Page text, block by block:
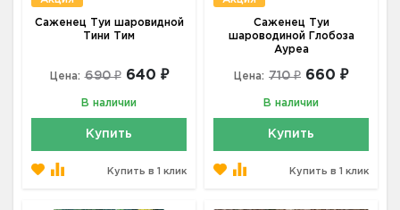
Саженец Туи шаровидной
Тини Тим
Цена: 690 ₽ 640 ₽
В наличии
Купить
Купить в 1 клик
Саженец Туи
шароводиной Глобоза
Ауреа
Цена: 710 ₽ 660 ₽
В наличии
Купить
Купить в 1 клик